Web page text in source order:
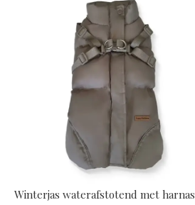
Winterjas waterafstotend met harnas